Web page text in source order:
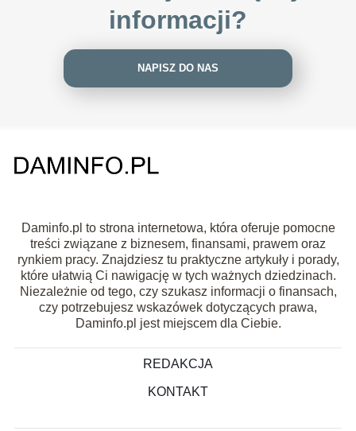
informacji?
NAPISZ DO NAS
Daminfo.pl to strona internetowa, która oferuje pomocne
treści związane z biznesem, finansami, prawem oraz
rynkiem pracy. Znajdziesz tu praktyczne artykuły i porady,
które ułatwią Ci nawigację w tych ważnych dziedzinach.
Niezależnie od tego, czy szukasz informacji o finansach,
czy potrzebujesz wskazówek dotyczących prawa,
Daminfo.pl jest miejscem dla Ciebie.
REDAKCJA
KONTAKT